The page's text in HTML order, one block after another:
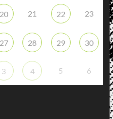
20 21 22 23
27 28 29 30
3 4 5 6